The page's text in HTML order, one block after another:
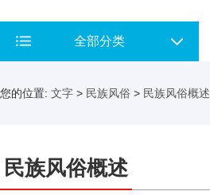
全部分类
您的位置: 文字 > 民族风俗 > 民族风俗概述
民族风俗概述